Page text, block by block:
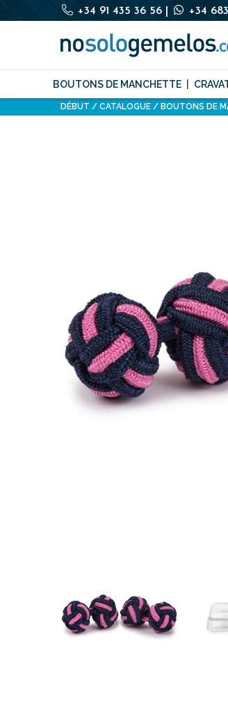
+34 91 435 36 56 +34
BOUTONS DE MANCHETTE
DÉBUT CATALOGUE BOUTONS DE